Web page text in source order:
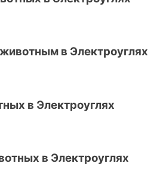
в Электроуглях
в Электроуглях
в Электроуглях